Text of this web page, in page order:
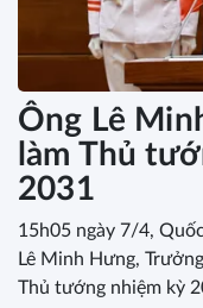
Ông Lê
làm Thủ
2031
15h05 ngày 7/4,
Lê Minh Hưng,
Thủ tướng nhiệm kỳ